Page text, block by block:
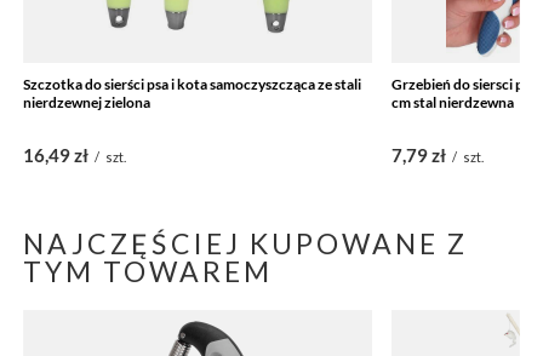
Szczotka do sierści psa i kota samoczyszcząca ze stali
nierdzewnej zielona
16,49 zł / szt.
Grzebień do siersci psa
cm stal nierdzewna
7,79 zł / szt.
NAJCZĘŚCIEJ KUPOWANE Z
TYM TOWAREM